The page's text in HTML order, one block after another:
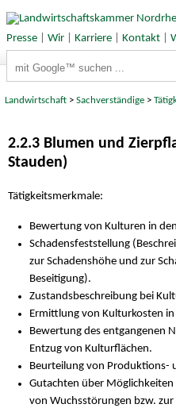
Presse| Wir| Karriere| Kontakt|
Landwirtschaft >Sachverständige >
2.2.3 Blumen und
Stauden)
Tätigkeitsmerkmale:
Bewertung von Kulturen in
Schadensfeststellung
zur Schadenshöhe und zur
Beseitigung).
Zustandsbeschreibung bei
Ermittlung von Kulturkosten
Bewertung des entgangenen
Entzug von Kulturflächen.
Beurteilung von Produktions-
Gutachten über
von Wuchsstörungen bzw.